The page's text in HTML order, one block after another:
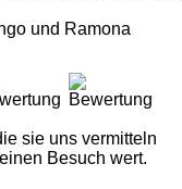
und Ramona
sie uns vermitteln
Besuch wert.